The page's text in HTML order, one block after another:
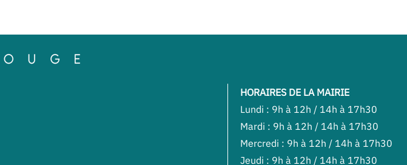
HORAIRES DE LA MAIRIE
Lundi : 9h à 12h / 14h à 17h30
Mardi : 9h à 12h / 14h à 17h30
Mercredi : 9h à 12h / 14h à 17h30
Jeudi : 9h à 12h / 14h à 17h30